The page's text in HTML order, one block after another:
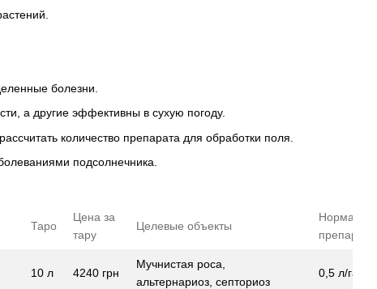
болезни.
а другие эффективны в сухую погоду.
количество препарата для обработки поля.
подсолнечника.
Таро
Цена за
тару
Целевые объекты
Норма
препарата
10 л 4240 грн
Мучнистая роса,
альтернариоз, септориоз
0,5 л/га